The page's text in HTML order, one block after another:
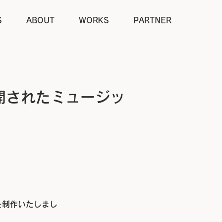
ABOUT WORKS PARTNER
れたミュージッ
作いたしまし